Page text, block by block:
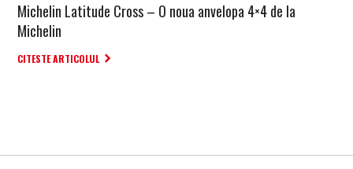
Michelin Latitude Cross – O noua anvelopa 4×4 de la
Michelin
CITESTE ARTICOLUL